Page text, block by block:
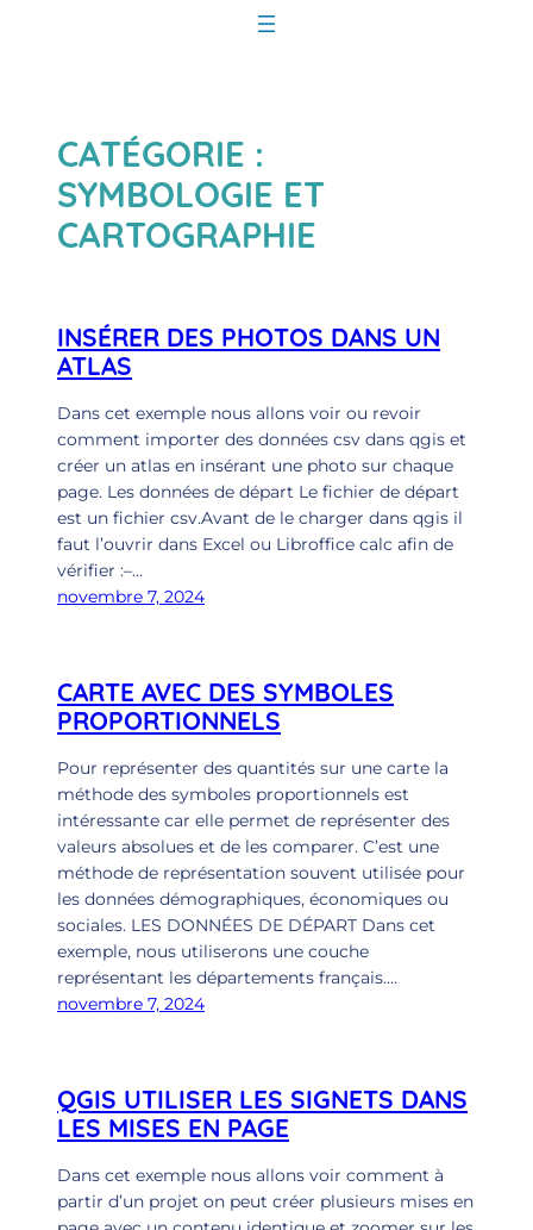
CATÉGORIE :
SYMBOLOGIE ET
CARTOGRAPHIE
INSÉRER DES PHOTOS DANS UN
ATLAS
Dans cet exemple nous allons voir ou revoir
comment importer des données csv dans qgis et
créer un atlas en insérant une photo sur chaque
page. Les données de départ Le fichier de départ
est un fichier csv.Avant de le charger dans qgis il
faut l’ouvrir dans Excel ou Libroffice calc afin de
vérifier :–…
novembre 7, 2024
CARTE AVEC DES SYMBOLES
PROPORTIONNELS
Pour représenter des quantités sur une carte la
méthode des symboles proportionnels est
intéressante car elle permet de représenter des
valeurs absolues et de les comparer. C’est une
méthode de représentation souvent utilisée pour
les données démographiques, économiques ou
sociales. LES DONNÉES DE DÉPART Dans cet
exemple, nous utiliserons une couche
représentant les départements français.…
novembre 7, 2024
QGIS UTILISER LES SIGNETS DANS
LES MISES EN PAGE
Dans cet exemple nous allons voir comment à
partir d’un projet on peut créer plusieurs mises en